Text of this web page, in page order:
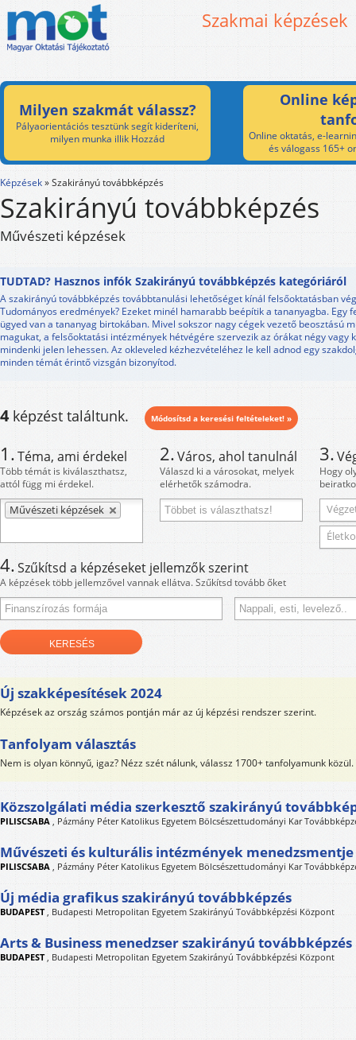
Szakmai képzések
Milyen szakmát válassz?
Pályaorientációs tesztünk segít kideríteni,
milyen munka illik Hozzád
Online
Online oktatás, e-
és válogass 165+
Képzések»Szakirányú továbbképzés
Szakirányú továbbképzés
Művészeti képzések
TUDTAD? Hasznos infók Szakirányú továbbképzés kategóriáról
A szakirányú továbbképzés továbbtanulási lehetőséget kínál felsőoktatásban
Tudományos eredmények? Ezeket minél hamarabb beépítik a tananyagba. Egy
ügyed van a tananyag birtokában. Mivel sokszor nagy cégek vezető beosztású
magukat, a felsőoktatási intézmények hétvégére szervezik az órákat négy vagy
mindenki jelen lehessen. Az okleveled kézhezvételéhez le kell adnod egy
minden témát érintő vizsgán bizonyítod.
4képzést találtunk. Módosítsd a keresési feltételeket! »
1.Téma, ami érdekel
Több témát is kiválaszthatsz,
attól függ mi érdekel.
Művészeti képzések
2.Város, ahol tanulnál
Válaszd ki a városokat, melyek
elérhetők számodra.
3.
Hogy
4.Szűkítsd a képzéseket jellemzők szerint
A képzések több jellemzővel vannak ellátva. Szűkítsd tovább őket
Új szakképesítések 2024
Képzések az ország számos pontján már az új képzési rendszer szerint.
Tanfolyam választás
Nem is olyan könnyű, igaz? Nézz szét nálunk, válassz 1700+ tanfolyamunk közül.
Közszolgálati média szerkesztő szakirányú
PILISCSABA , Pázmány Péter Katolikus Egyetem Bölcsészettudományi Kar
Művészeti és kulturális intézmények menedzsmentje
PILISCSABA , Pázmány Péter Katolikus Egyetem Bölcsészettudományi Kar
Új média grafikus szakirányú továbbképzés
BUDAPEST, Budapesti Metropolitan Egyetem Szakirányú Továbbképzési Központ
Arts & Business menedzser szakirányú továbbképzés
BUDAPEST, Budapesti Metropolitan Egyetem Szakirányú Továbbképzési Központ